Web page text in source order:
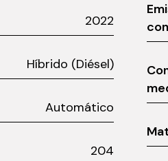
2022
Híbrido (Diésel)
Automático
204